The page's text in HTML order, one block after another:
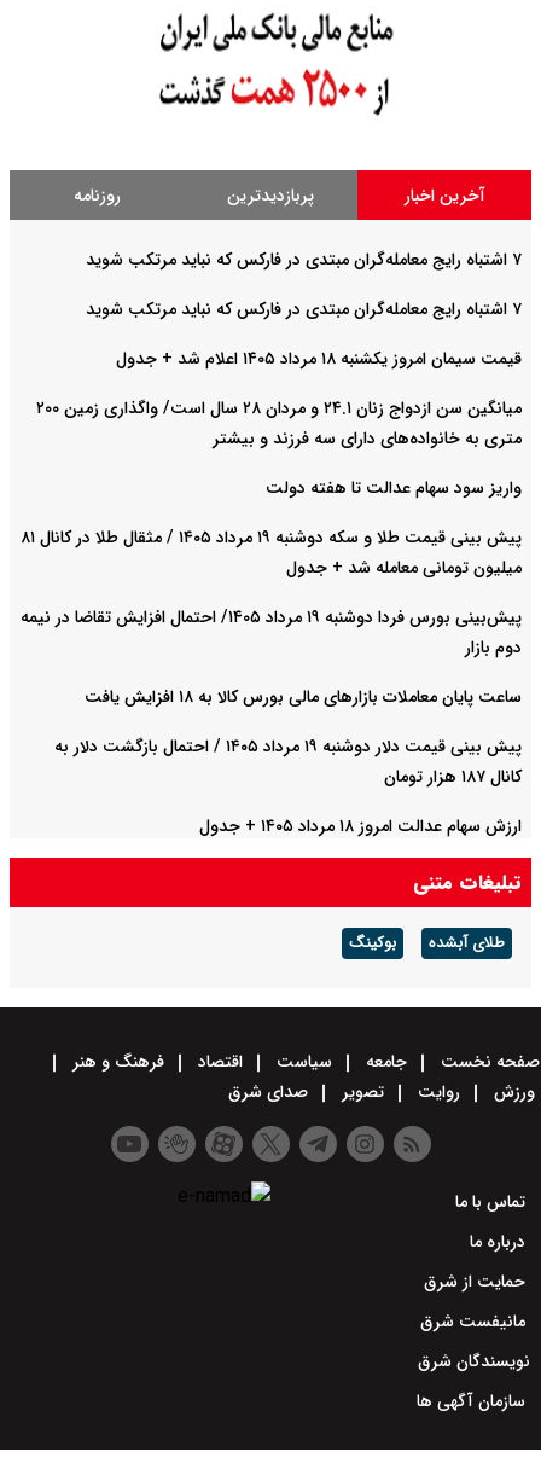
آخرین اخبار پربازدیدترین روزنامه
۷ اشتباه رایج معامله‌گران مبتدی در فارکس که نباید مرتکب شوید
۷ اشتباه رایج معامله‌گران مبتدی در فارکس که نباید مرتکب شوید
قیمت سیمان امروز یکشنبه ۱۸ مرداد ۱۴۰۵ اعلام شد + جدول
میانگین سن ازدواج زنان ۲۴.۱ و مردان ۲۸ سال است/ واگذاری زمین ۲۰۰
متری به خانواده‌های دارای سه فرزند و بیشتر
واریز سود سهام عدالت تا هفته دولت
پیش‌ بینی قیمت طلا و سکه دوشنبه ۱۹ مرداد ۱۴۰۵ / مثقال طلا در کانال ۸۱
میلیون تومانی معامله شد + جدول
پیش‌بینی بورس فردا دوشنبه ۱۹ مرداد ۱۴۰۵/ احتمال افزایش تقاضا در نیمه
دوم بازار
ساعت پایان معاملات بازارهای مالی بورس کالا به ۱۸ افزایش یافت
پیش‌ بینی قیمت دلار دوشنبه ۱۹ مرداد ۱۴۰۵ / احتمال بازگشت دلار به
کانال ۱۸۷ هزار تومان
ارزش سهام عدالت امروز ۱۸ مرداد ۱۴۰۵ + جدول
تبلیغات متنی
طلای آبشده بوکینگ
صفحه نخست جامعه سیاست اقتصاد
فرهنگ و هنر
ورزش
روایت تصویر صدای شرق
تماس با ما
درباره ما
حمایت از شرق
مانیفست شرق
نویسندگان شرق
سازمان آگهی ها